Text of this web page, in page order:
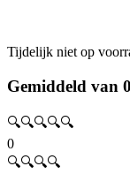
Tijdelijk niet op
Gemiddeld van
🔍🔍🔍🔍🔍
0
🔍🔍🔍🔍